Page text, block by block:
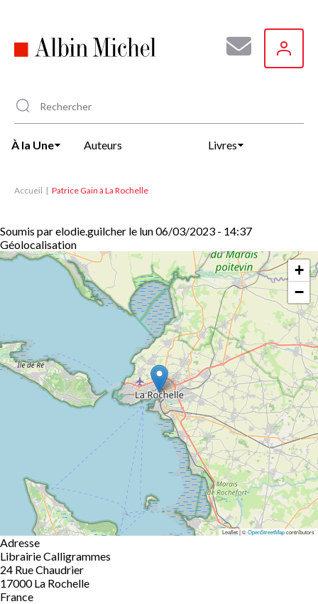
principal
À la Une Auteurs Livres
Accueil Patrice Gain à La Rochelle
Soumis parelodie.guilcher le lun 06/03/2023 - 14:37
Géolocalisation
+
−
Leaflet | ©OpenStreetMapcontributors
Adresse
Librairie Calligrammes
24 Rue Chaudrier
17000 La Rochelle
France